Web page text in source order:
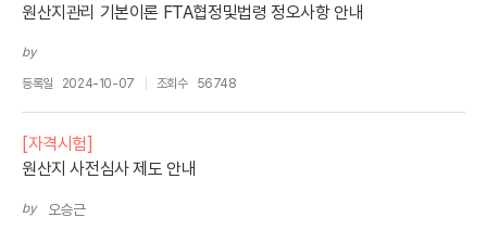
원산지관리 기본이론 FTA협정및법령 정오사항 안내
by
등록일 2024-10-07 조회수 56748
[자격시험]
원산지 사전심사 제도 안내
by 오승근